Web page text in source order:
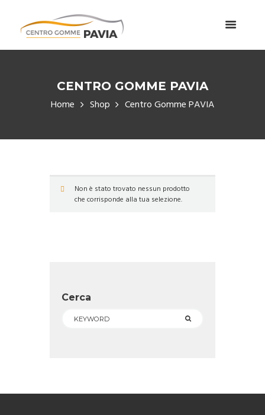
CENTRO GOMME PAVIA
Home Shop Centro Gomme PAVIA
Non è stato trovato nessun prodotto
che corrisponde alla tua selezione.
Cerca